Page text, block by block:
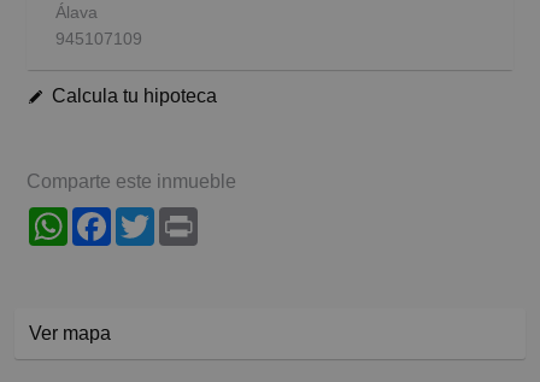
Álava
945107109
Calcula tu hipoteca
Comparte este inmueble
WhatsAppFacebook
Twitter
Ver mapa